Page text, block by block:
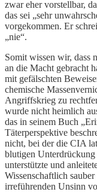
zwar eher vorstellbar,
das sei „sehr
vorgekommen. Er
„nie“.
Somit wissen wir, dass
an die Macht gebracht
mit gefälschten
chemische
Angriffskrieg zu
wurde nicht heimlich
das in seinem Buch
Täterperspektive
nicht, bei der die CIA
blutigen
unterstützte und
Wissenschaftlich
irreführenden Unsinn